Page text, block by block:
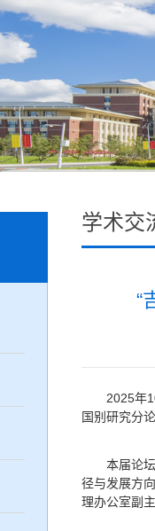
学术交
“
2025年
国别研究分
本届论
径与发展方
理办公室副